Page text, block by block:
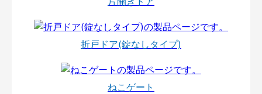
折戸ドア(錠なしタイプ)
ねこゲート